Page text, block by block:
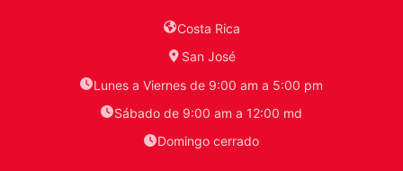
Costa Rica
San José
Lunes a Viernes de 9:00 am a 5:00 pm
Sábado de 9:00 am a 12:00 md
Domingo cerrado